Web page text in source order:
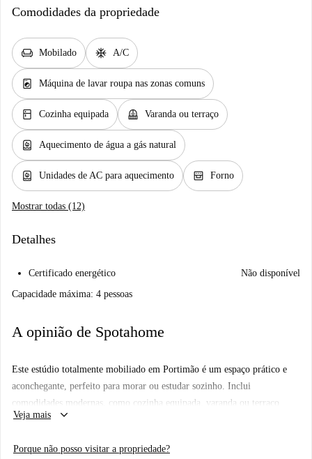
Comodidades da propriedade
chair Mobilado ac_unit A/C
local_laundry_service Máquina de lavar roupa nas zonas comuns
kitchen Cozinha equipada balcony Varanda ou terraço
water_heater Aquecimento de água a gás natural
water_heater Unidades de AC para aquecimento oven_gen Forno
Mostrar todas (12)
Detalhes
Certificado energético
Não disponível
Capacidade máxima: 4 pessoas
A opinião de Spotahome
Este estúdio totalmente mobiliado em Portimão é um espaço prático e
aconchegante, perfeito para morar ou estudar sozinho. Inclui
comodidades modernas, como cozinha equipada, varanda ou terraço
privativo e ar-condicionado individual para máximo conforto. Todas as
sem preocupações. Os proprietários da Spotahome passam por um
Veja mais keyboard_arrow_down
Porque não posso visitar a propriedade?